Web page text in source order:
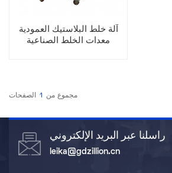
آلة خلط البلاستيك العمودية
معدات الخلط الصناعية
مجموع من 1 الصفحات
راسلنا عبر البريد الإلكتروني
leika@gdzillion.cn